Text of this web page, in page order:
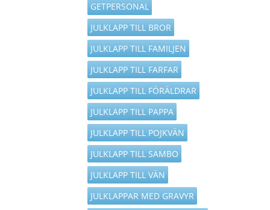
GETPERSONAL
JULKLAPP TILL BROR
JULKLAPP TILL FAMILJEN
JULKLAPP TILL FARFAR
JULKLAPP TILL FÖRÄLDRAR
JULKLAPP TILL PAPPA
JULKLAPP TILL POJKVÄN
JULKLAPP TILL SAMBO
JULKLAPP TILL VÄN
JULKLAPPAR MED GRAVYR